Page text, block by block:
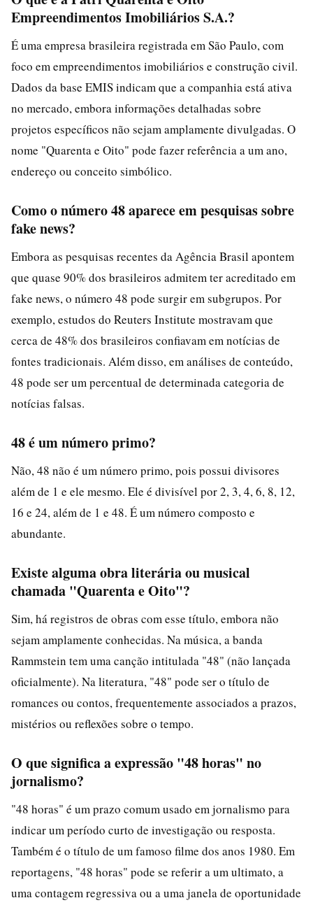
Empreendimentos Imobiliários S.A.?
É uma empresa brasileira registrada em São Paulo, com
foco em empreendimentos imobiliários e construção civil.
Dados da base EMIS indicam que a companhia está ativa
no mercado, embora informações detalhadas sobre
projetos específicos não sejam amplamente divulgadas. O
nome "Quarenta e Oito" pode fazer referência a um ano,
endereço ou conceito simbólico.
Como o número 48 aparece em pesquisas sobre
fake news?
Embora as pesquisas recentes da Agência Brasil apontem
que quase 90% dos brasileiros admitem ter acreditado em
fake news, o número 48 pode surgir em subgrupos. Por
exemplo, estudos do Reuters Institute mostravam que
cerca de 48% dos brasileiros confiavam em notícias de
fontes tradicionais. Além disso, em análises de conteúdo,
48 pode ser um percentual de determinada categoria de
notícias falsas.
48 é um número primo?
Não, 48 não é um número primo, pois possui divisores
além de 1 e ele mesmo. Ele é divisível por 2, 3, 4, 6, 8, 12,
16 e 24, além de 1 e 48. É um número composto e
abundante.
Existe alguma obra literária ou musical
chamada "Quarenta e Oito"?
Sim, há registros de obras com esse título, embora não
sejam amplamente conhecidas. Na música, a banda
Rammstein tem uma canção intitulada "48" (não lançada
oficialmente). Na literatura, "48" pode ser o título de
romances ou contos, frequentemente associados a prazos,
mistérios ou reflexões sobre o tempo.
O que significa a expressão "48 horas" no
jornalismo?
"48 horas" é um prazo comum usado em jornalismo para
indicar um período curto de investigação ou resposta.
Também é o título de um famoso filme dos anos 1980. Em
reportagens, "48 horas" pode se referir a um ultimato, a
uma contagem regressiva ou a uma janela de oportunidade